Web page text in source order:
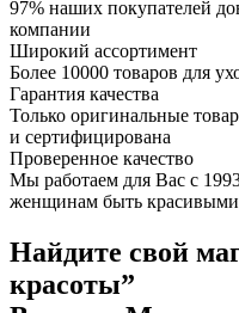
97% наших покупателей
компании
Широкий ассортимент
Более 10000 товаров для
Гарантия качества
Только оригинальные
и сертифицирована
Проверенное качество
Мы работаем для Вас с
женщинам быть красивыми
Найдите свой
красоты”